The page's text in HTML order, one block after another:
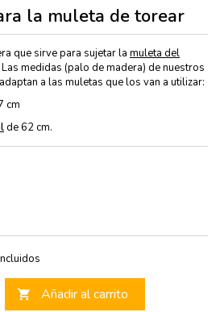
la muleta de torear
que sirve para sujetar la muleta del
medidas (palo de madera) de nuestros
a las muletas que los van a utilizar:
cm
de 62 cm.
 Añadir al carrito